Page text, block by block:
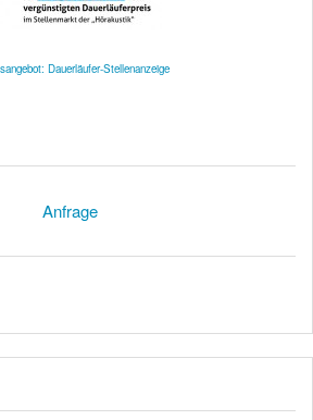
Dauerläufer-Stellenanzeige
Anfrage